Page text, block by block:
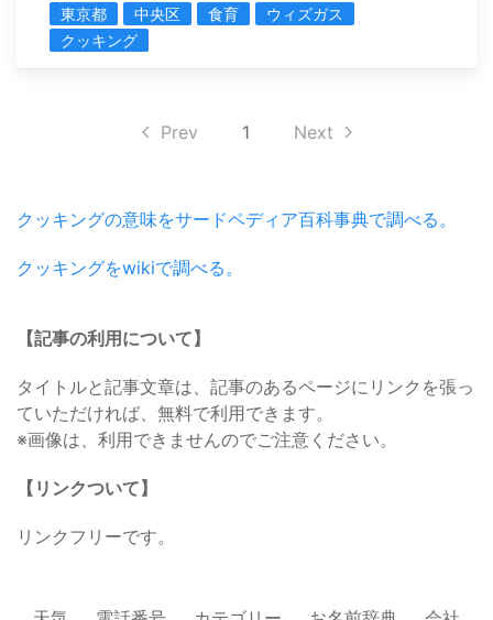
東京都
中央区 食育
ウィズガス
クッキング
Prev 1 Next
クッキングの意味をサードペディア百科事典で調べる。
クッキングをwikiで調べる。
【記事の利用について】
タイトルと記事文章は、記事のあるページにリンクを張っ
ていただければ、無料で利用できます。
※画像は、利用できませんのでご注意ください。
【リンクついて】
リンクフリーです。